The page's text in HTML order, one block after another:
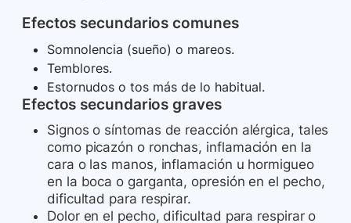
Efectos secundarios comunes
Somnolencia (sueño) o mareos.
Temblores.
Estornudos o tos más de lo habitual.
Efectos secundarios graves
Signos o síntomas de reacción alérgica, tales
como picazón o ronchas, inflamación en la
cara o las manos, inflamación u hormigueo
en la boca o garganta, opresión en el pecho,
dificultad para respirar.
Dolor en el pecho, dificultad para respirar o